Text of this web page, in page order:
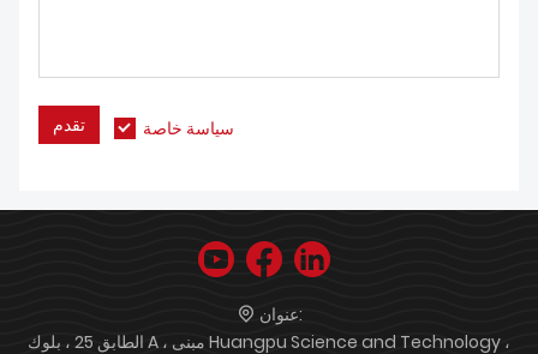
تقدم سياسة خاصة
عنوان:
الطابق 25 ، بلوك A ، مبنى Huangpu Science and Technology ،